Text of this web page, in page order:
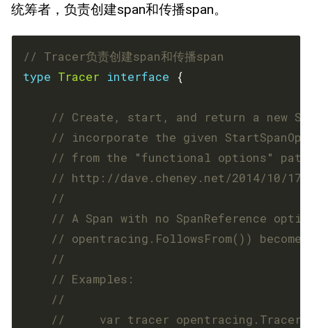
统筹者，负责创建span和传播span。
// Tracer负责创建span和传播span
type Tracer interface
// Create, start, and return a new
// incorporate the given
// from the "functional options"
// http://dave.cheney.net/2014/10/
// A Span with no SpanReference
// opentracing.FollowsFrom())
	// Examples:
//     var tracer opentracing.Tracer